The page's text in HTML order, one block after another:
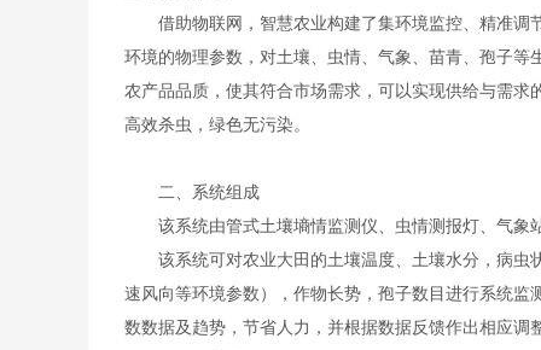
借助物联网，智慧农业构建了集环境监控、精准调
环境的物理参数，对土壤、虫情、气象、苗青、孢子
农产品品质，使其符合市场需求，可以实现供给与需
高效杀虫，绿色无污染。
二、系统组成
该系统由管式土壤墒情监测仪、虫情测报灯、气象
该系统可对农业大田的土壤温度、土壤水分，病虫
速风向等环境参数），作物长势，孢子数目进行系统
数数据及趋势，节省人力，并根据数据反馈作出相应